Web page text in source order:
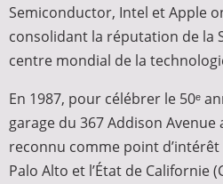
Semiconductor, Intel et Apple
consolidant la réputation de la
centre mondial de la
En 1987, pour célébrer le 50ᵉ
garage du 367 Addison
reconnu comme point
Palo Alto et l’État de Californie